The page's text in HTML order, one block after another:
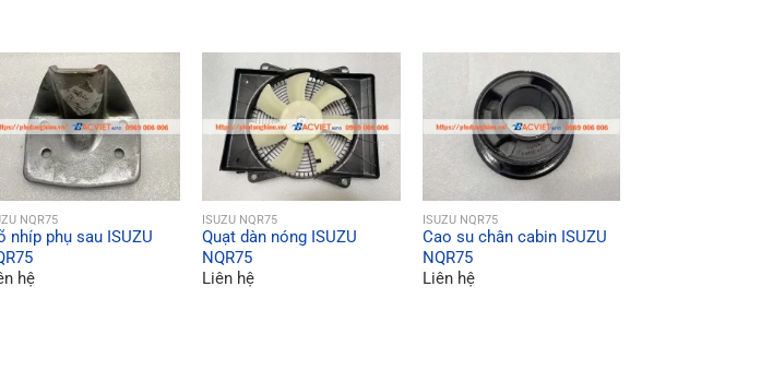
QUICK VIEW
NQR75
nhíp phụ sau ISUZU
hệ
QUICK VIEW
ISUZU NQR75
Quạt dàn nóng ISUZU
NQR75
Liên hệ
QUICK VIEW
ISUZU NQR75
Cao su chân cabin ISUZU
NQR75
Liên hệ